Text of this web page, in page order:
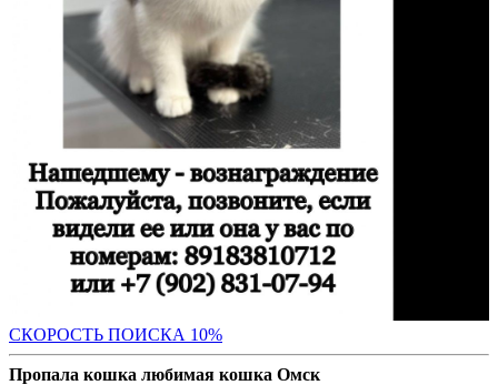
СКОРОСТЬ ПОИСКА 10%
Пропала кошка любимая кошка Омск